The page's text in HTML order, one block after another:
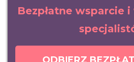
Bezpłatne wsparcie